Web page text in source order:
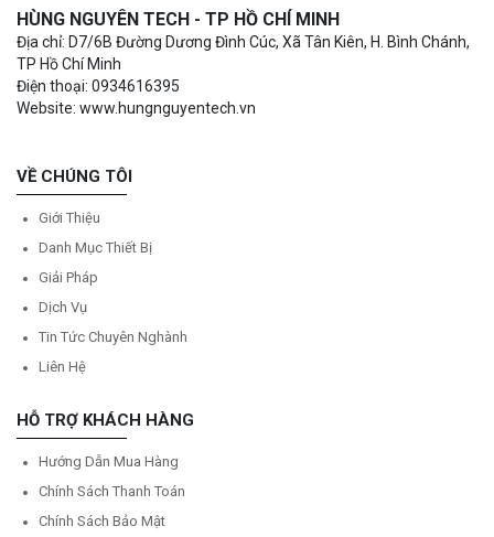
HÙNG NGUYÊN TECH - TP HỒ CHÍ MINH
Địa chỉ: D7/6B Đường Dương Đình Cúc, Xã Tân Kiên, H. Bình Chánh,
TP Hồ Chí Minh
Điện thoại: 0934616395
Website: www.hungnguyentech.vn
VỀ CHÚNG TÔI
Giới Thiệu
Danh Mục Thiết Bị
Giải Pháp
Dịch Vụ
Tin Tức Chuyên Nghành
Liên Hệ
HỖ TRỢ KHÁCH HÀNG
Hướng Dẫn Mua Hàng
Chính Sách Thanh Toán
Chính Sách Bảo Mật